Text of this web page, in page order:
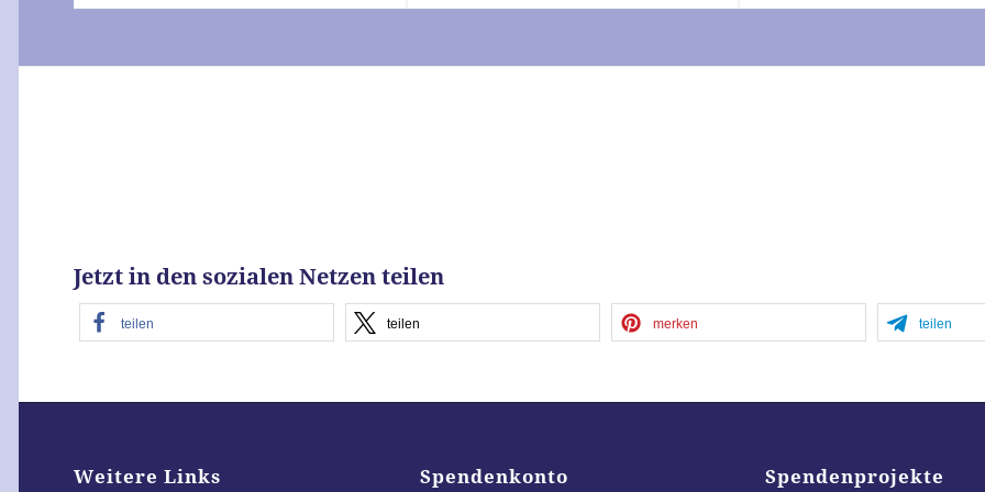
Jetzt in den sozialen Netzen teilen
teilen teilen merken teilen
Weitere Links Spendenkonto Spendenprojekte